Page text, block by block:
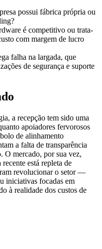
possui fábrica própria ou
é competitivo ou trata-
com margem de lucro
falha na largada, que
de segurança e suporte
a recepção tem sido uma
apoiadores fervorosos
de alinhamento
a falta de transparência
O mercado, por sua vez,
está repleta de
revolucionar o setor —
iniciativas focadas em
à realidade dos custos de